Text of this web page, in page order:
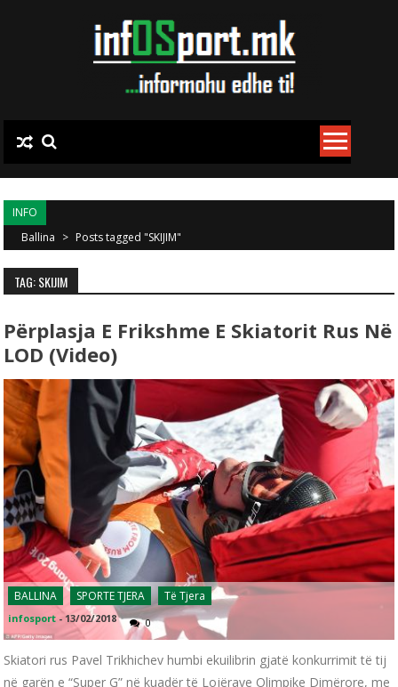
INFO
Ballina > Posts tagged "SKIJIM"
TAG: SKIJIM
Përplasja E Frikshme E Skiatorit Rus Në
LOD (Video)
BALLINA SPORTE TJERA Të Tjera
infosport - 13/02/2018 0
Skiatori rus Pavel Trikhichev humbi ekuilibrin gjatë konkurrimit të tij
në garën e “Super G” në kuadër të Lojërave Olimpike Dimërore, me